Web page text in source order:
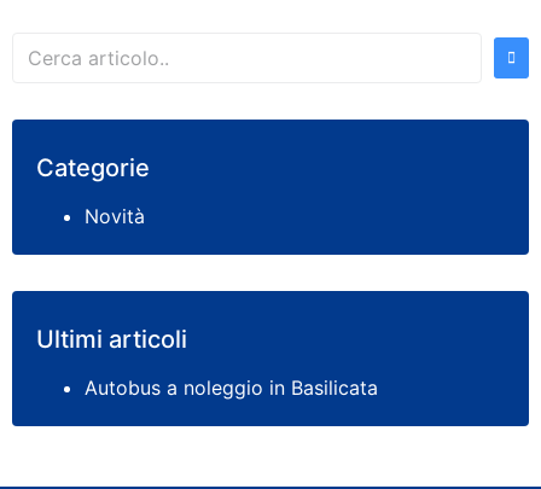
Categorie
Novità
Ultimi articoli
Autobus a noleggio in Basilicata